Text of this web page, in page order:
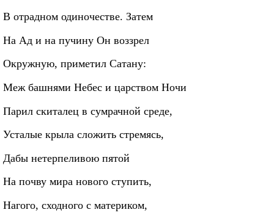
В отрадном одиночестве. Затем
На Ад и на пучину Он воззрел
Окружную, приметил Сатану:
Меж башнями Небес и царством Ночи
Парил скиталец в сумрачной среде,
Усталые крыла сложить стремясь,
Дабы нетерпеливою пятой
На почву мира нового ступить,
Нагого, сходного с материком,